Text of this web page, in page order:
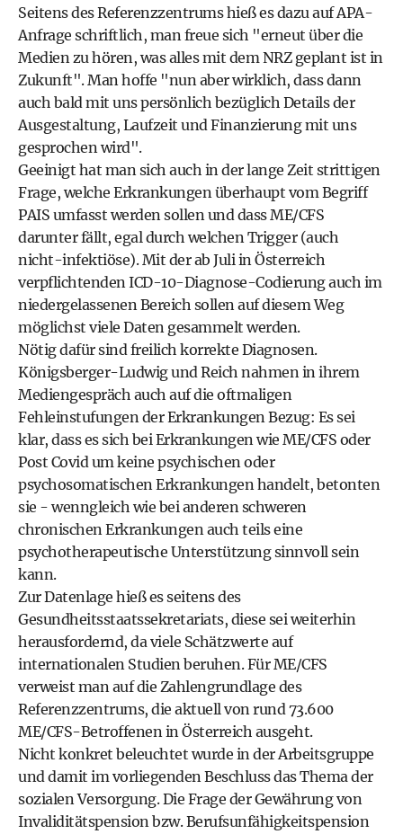
Seitens des Referenzzentrums hieß es dazu auf APA-
Anfrage schriftlich, man freue sich "erneut über die
Medien zu hören, was alles mit dem NRZ geplant ist in
Zukunft". Man hoffe "nun aber wirklich, dass dann
auch bald mit uns persönlich bezüglich Details der
Ausgestaltung, Laufzeit und Finanzierung mit uns
gesprochen wird".
Geeinigt hat man sich auch in der lange Zeit strittigen
Frage, welche Erkrankungen überhaupt vom Begriff
PAIS umfasst werden sollen und dass ME/CFS
darunter fällt, egal durch welchen Trigger (auch
nicht-infektiöse). Mit der ab Juli in Österreich
verpflichtenden ICD-10-Diagnose-Codierung auch im
niedergelassenen Bereich sollen auf diesem Weg
möglichst viele Daten gesammelt werden.
Nötig dafür sind freilich korrekte Diagnosen.
Königsberger-Ludwig und Reich nahmen in ihrem
Mediengespräch auch auf die oftmaligen
Fehleinstufungen der Erkrankungen Bezug: Es sei
klar, dass es sich bei Erkrankungen wie ME/CFS oder
Post Covid um keine psychischen oder
psychosomatischen Erkrankungen handelt, betonten
sie - wenngleich wie bei anderen schweren
chronischen Erkrankungen auch teils eine
psychotherapeutische Unterstützung sinnvoll sein
kann.
Zur Datenlage hieß es seitens des
Gesundheitsstaatssekretariats, diese sei weiterhin
herausfordernd, da viele Schätzwerte auf
internationalen Studien beruhen. Für ME/CFS
verweist man auf die Zahlengrundlage des
Referenzzentrums, die aktuell von rund 73.600
ME/CFS-Betroffenen in Österreich ausgeht.
Nicht konkret beleuchtet wurde in der Arbeitsgruppe
und damit im vorliegenden Beschluss das Thema der
sozialen Versorgung. Die Frage der Gewährung von
Invaliditätspension bzw. Berufsunfähigkeitspension